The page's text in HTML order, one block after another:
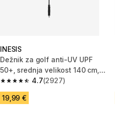
INESIS
Dežnik za golf anti-UV UPF
50+, srednja velikost 140 cm,
Profilter, bež
4.7
4.7 od 5 zvezdic from 2927 ocene
(2927)
19,99 €